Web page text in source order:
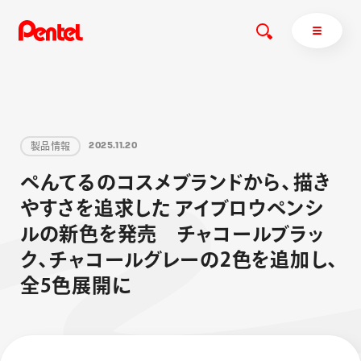
エナージェル サインペン オレンズ
商品を探す
商品を探すトップ
ボールペン
ペン
マーカー
シャープペン
ぺんてるについて
ぺんてるについてトップ
メッセージ
製品情報 2025.1 1.20
ぺんてる のコ ス メブラ ン ドから、 描き
やすさ を追求 した アイブロ ウペンシ
ルの新色を発売 チャコ ー ルブラ ッ
ク、 チャコ ールグレーの2色を追加 し、
全5色展 開 に